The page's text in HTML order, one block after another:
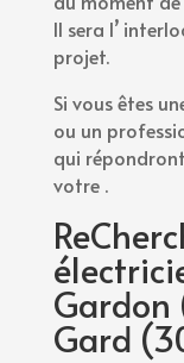
Il sera l’
projet.
Si vous êtes
ou un
qui
votre .
Gardon
Gard